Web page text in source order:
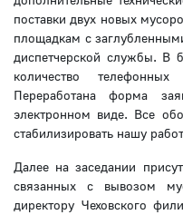
поставки двух новых
площадкам с
диспетчерской службы. В
количество
Переработана форма
электронном виде. Все
стабилизировать нашу
Далее на заседании
связанных с вывозом
директору Чеховского